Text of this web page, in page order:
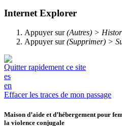
Internet Explorer
Appuyer sur(Autres) >
Appuyer sur(Supprimer) >
Quitter rapidement ce site
es
en
Effacer les traces de mon passage
Maison d’aide et d’hébergement pour
la violence conjugale